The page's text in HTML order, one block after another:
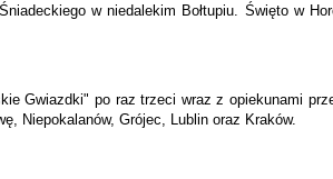
w niedalekim Bołtupiu. Święto w
Gwiazdki" po raz trzeci wraz z opiekunami
Niepokalanów, Grójec, Lublin oraz Kra­ków.